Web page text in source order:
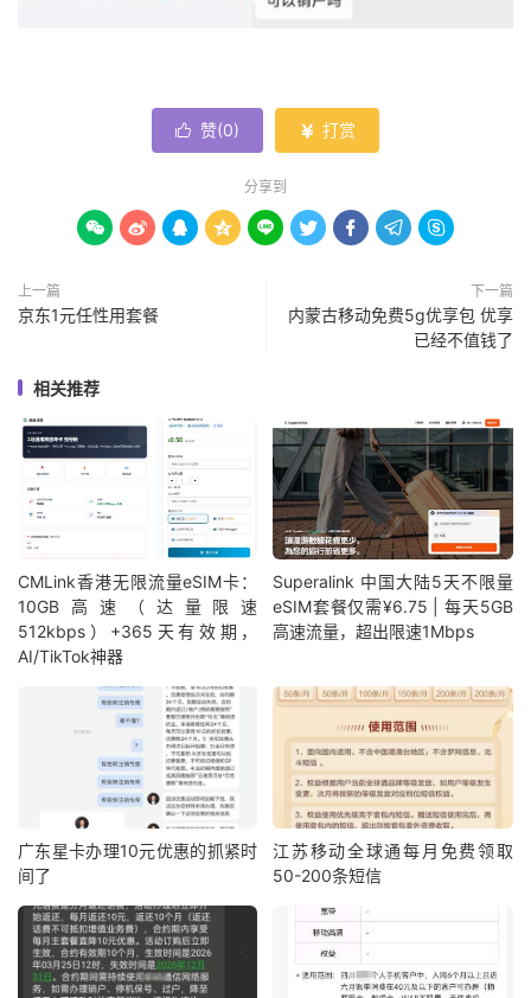
 赞(0)  打赏
分享到
        
上一篇
京东1元任性用套餐
下一篇
内蒙古移动免费5g优享包 优享
已经不值钱了
相关推荐
CMLink香港无限流量eSIM卡：
10GB高速（达量限速
512kbps）+365天有效期，
AI/TikTok神器
Superalink 中国大陆5天不限量
eSIM套餐仅需¥6.75 | 每天5GB
高速流量，超出限速1Mbps
广东星卡办理10元优惠的抓紧时
间了
江苏移动全球通每月免费领取
50-200条短信